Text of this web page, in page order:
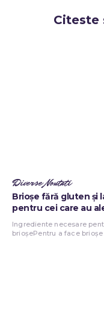
Citeste
Diverse Noutati
Brioșe fără gluten și
pentru cei care au
Ingrediente necesare
brioșePentru a face brioșe
gluten și lactoză, ai nevoie